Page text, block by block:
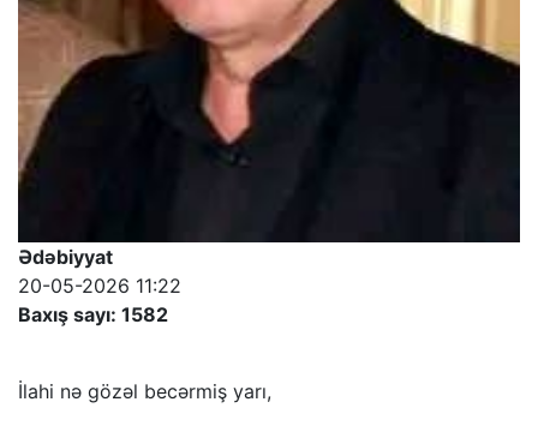
Ədəbiyyat
20-05-2026 11:22
Baxış sayı: 1582
İlahi nə gözəl becərmiş yarı,